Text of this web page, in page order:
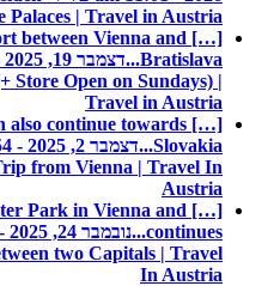
Palaces | Travel in Austria
between Vienna and
Bratislava...
Store Open on Sundays) |
Travel in Austria
also continue towards
Slovakia...
from Vienna | Travel In
Austria
Park in Vienna and
continues...
two Capitals | Travel
In Austria